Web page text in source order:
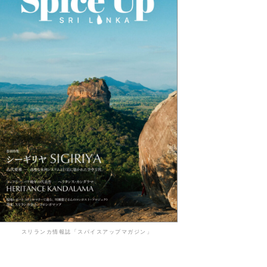
スリランカ情報誌「スパイスアップマガジン」